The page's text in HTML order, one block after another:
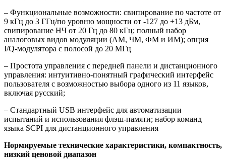
– Функциональные возможности: свипирование по частоте от
9 кГц до 3 ГГц/по уровню мощности от -127 до +13 дБм,
свипирование НЧ от 20 Гц до 80 кГц; полный набор
аналоговых видов модуляции (АМ, ЧМ, ФМ и ИМ); опция
I/Q-модулятора с полосой до 20 МГц
– Простота управления с передней панели и дистанционного
управления: интуитивно-понятный графический интерфейс
пользователя с возможностью выбора одного из 11 языков,
включая русский;
– Cтандартный USB интерфейс для автоматизации
испытаний и использования флэш-памяти; набор команд
языка SCPI для дистанционного управления
Нормируемые технические характеристики, компактность,
низкий ценовой диапазон